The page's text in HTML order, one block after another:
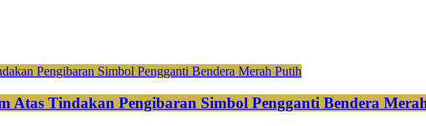
Atas Tindakan Pengibaran Simbol Pengganti Bendera